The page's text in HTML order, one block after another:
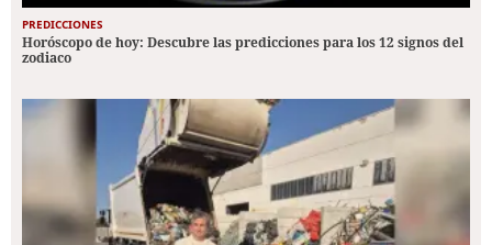
PREDICCIONES
Horóscopo de hoy: Descubre las predicciones para los 12 signos del
zodiaco